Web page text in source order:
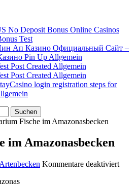
No Deposit Bonus Online Casinos
Test
Ап Казино Официальный Сайт –
Pin Up Allgemein
Post Created Allgemein
Post Created Allgemein
login registration steps for
Fische im Amazonasbecken
im Amazonasbecken
Artenbecken Kommentare deaktiviertfür